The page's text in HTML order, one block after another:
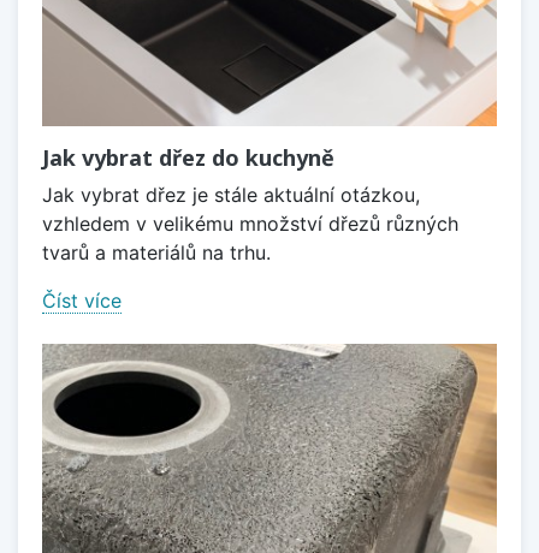
Jak vybrat dřez do kuchyně
Jak vybrat dřez je stále aktuální otázkou,
vzhledem v velikému množství dřezů různých
tvarů a materiálů na trhu.
Číst více